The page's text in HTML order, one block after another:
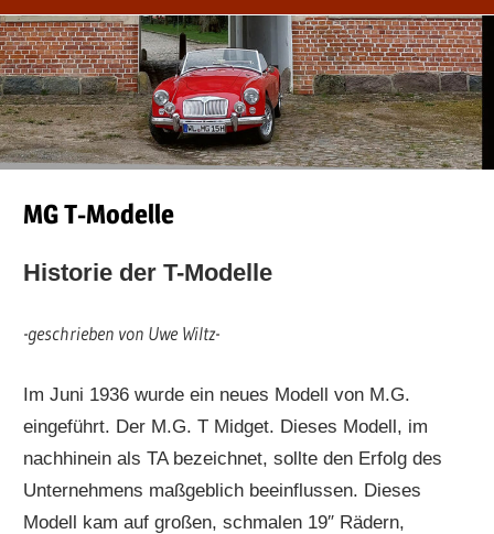
MG T-Modelle
Historie der T-Modelle
-geschrieben von Uwe Wiltz-
Im Juni 1936 wurde ein neues Modell von M.G.
eingeführt. Der M.G. T Midget. Dieses Modell, im
nachhinein als TA bezeichnet, sollte den Erfolg des
Unternehmens maßgeblich beeinflussen. Dieses
Modell kam auf großen, schmalen 19″ Rädern,